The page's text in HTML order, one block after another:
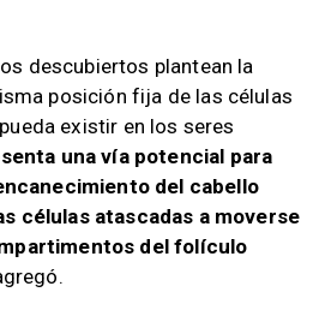
descubiertos plantean la
posición fija de las células
existir en los seres
una vía potencial para
del cabello
células atascadas a moverse
del folículo